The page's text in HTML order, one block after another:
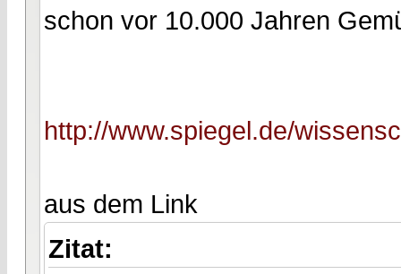
schon vor 10.000 Jahren
http://www.spiegel.de/
aus dem Link
Zitat: